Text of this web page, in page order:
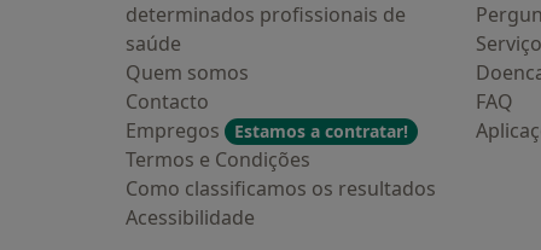
determinados profissionais de
saúde
Quem somos
Contacto
Empregos
Estamos a contratar!
Termos e Condições
Como classificamos os resultados
Acessibilidade
FAQ